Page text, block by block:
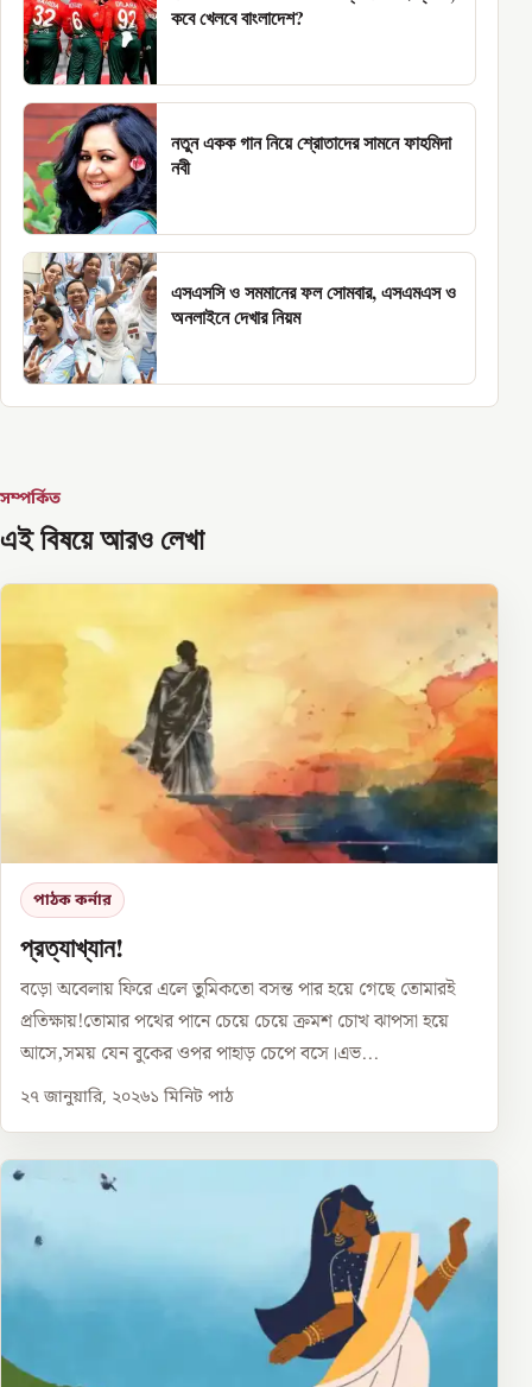
কবে খেলবে বাংলাদেশ?
নতুন একক গান নিয়ে শ্রোতাদের সামনে ফাহমিদা
নবী
এসএসসি ও সমমানের ফল সোমবার, এসএমএস ও
অনলাইনে দেখার নিয়ম
সম্পর্কিত
এই বিষয়ে আরও লেখা
পাঠক কর্নার
প্রত্যাখ্যান!
বড়ো অবেলায় ফিরে এলে তুমিকতো বসন্ত পার হয়ে গেছে তোমারই
প্রতিক্ষায়!তোমার পথের পানে চেয়ে চেয়ে ক্রমশ চোখ ঝাপসা হয়ে
আসে,সময় যেন বুকের ওপর পাহাড় চেপে বসে।এভ...
২৭ জানুয়ারি, ২০২৬১ মিনিট পাঠ